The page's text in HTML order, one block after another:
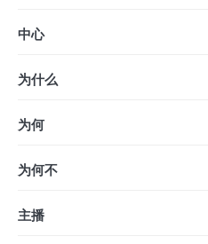
中心
为什么
为何
为何不
主播